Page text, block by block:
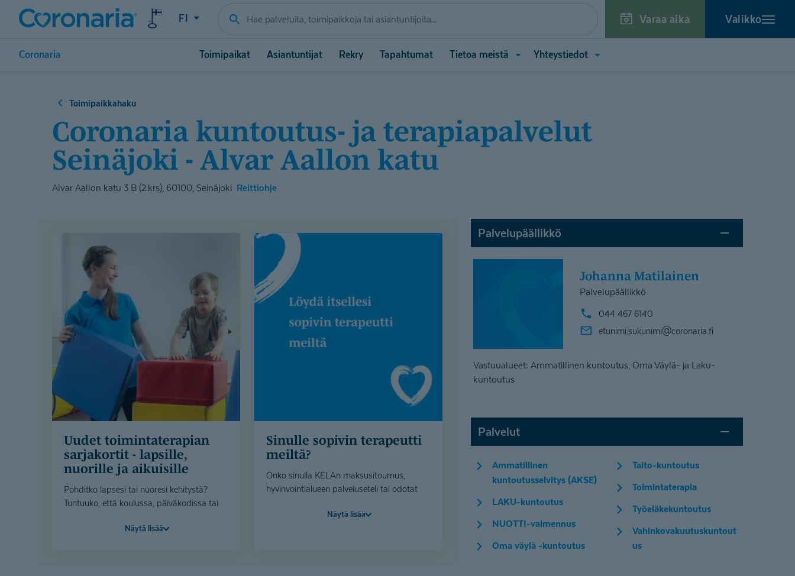
FI Varaa aika Valikko
Coronaria Toimipaikat Asiantuntijat Rekry Tapahtumat Tietoa meistä Avaa
Yhteystiedot Avaa
Toimipaikkahaku
Coronaria kuntoutus- ja terapiapalvelut
Seinäjoki - Alvar Aallon katu
Alvar Aallon katu 3 B (2.krs), 60100, Seinäjoki Reittiohje
Uudet toimintate­rapian
sarjakortit - lapsille,
nuorille ja aikuisille
Pohditko lapsesi tai nuoresi kehitystä?
Tuntuuko, että koulussa, päiväkodissa tai
Kaipaatteko tukea arjen sujumiseen,
Näytä lisää
Sinulle sopivin terapeutti
meiltä?
Onko sinulla KELAn maksusitoumus,
hyvinvointialueen palveluseteli tai odotat
yhteydenottolomakkeella tietosi, niin
Näytä lisää
Palvelupäällikkö
Johanna Matilainen
Palvelupäällikkö
044 467 6140
etunimi.sukunimi@coronaria.fi
Vastuualueet: Ammatillinen kuntoutus, Oma Väylä- ja Laku-
kuntoutus
Palvelut
Ammatillinen
kuntoutusselvitys (AKSE)
LAKU-kuntoutus
NUOTTI-valmennus
Oma väylä -kuntoutus
Taito-kuntoutus
Toimintaterapia
Työeläkekuntoutus
Vahinkovakuutuskuntout
us